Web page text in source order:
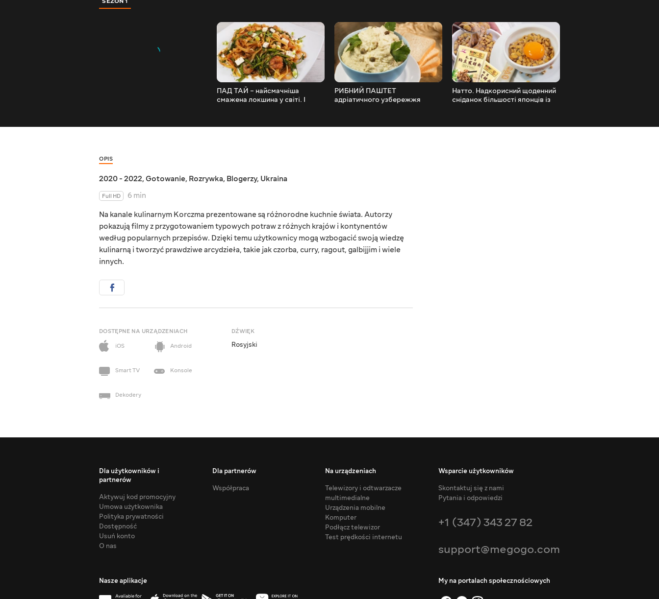
ПАД ТАЙ – найсмачніша
смажена локшина у світі. І
РИБНИЙ ПАШТЕТ
адріатичного узбережжя
Натто. Надкорисний щоденний
сніданок більшості японців із
OPIS
2020 - 2022, Gotowanie, Rozrywka, Blogerzy, Ukraina
Full HD
6 min
Na kanale kulinarnym Korczma prezentowane są różnorodne kuchnie świata. Autorzy
pokazują filmy z przygotowaniem typowych potraw z różnych krajów i kontynentów
według popularnych przepisów. Dzięki temu użytkownicy mogą wzbogacić swoją wiedzę
kulinarną i tworzyć prawdziwe arcydzieła, takie jak czorba, curry, ragout, galbijjim i wiele
innych.
DOSTĘPNE NA URZĄDZENIACH
iOS
Android
Smart TV Konsole
Dekodery
DŹWIĘK
Rosyjski
Dla użytkowników i
partnerów
Aktywuj kod promocyjny
Umowa użytkownika
Polityka prywatności
Dostępność
Usuń konto
O nas
Dla partnerów
Współpraca
Na urządzeniach
Telewizory i odtwarzacze
multimedialne
Urządzenia mobilne
Komputer
Podłącz telewizor
Test prędkości internetu
Wsparcie użytkowników
Skontaktuj się z nami
Pytania i odpowiedzi
+1 (347) 343 27 82
support@megogo.com
Nasze aplikacje My na portalach społecznościowych